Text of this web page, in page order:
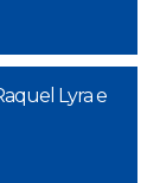
Lyra e